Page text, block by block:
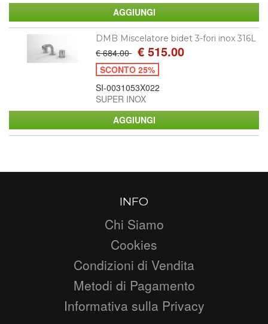
DMB Miscelatore bidet 3-fori inox 316L
€ 684.00 € 515.00
SCONTO 25%
SI-0031053X022
SUPER INOX
INFO
Chi Siamo
Cookies
Condizioni di Vendita
Metodi di Pagamento
Informativa sulla Privacy